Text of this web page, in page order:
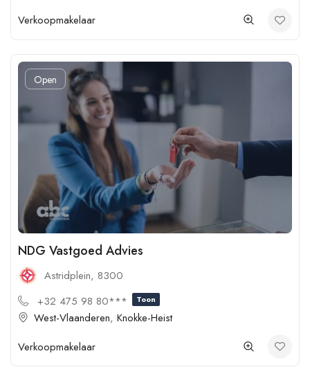
Verkoopmakelaar
Open
NDG Vastgoed Advies
Astridplein, 8300
+32 475 98 80***
Toon
West-Vlaanderen, Knokke-Heist
Verkoopmakelaar